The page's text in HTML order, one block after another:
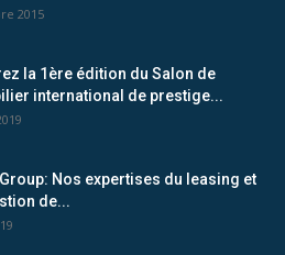
2015
la 1ère édition du Salon de
international de prestige...
Nos expertises du leasing et
de...